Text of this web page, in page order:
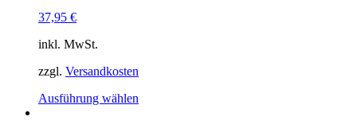
werden
37,95 €
inkl. MwSt.
zzgl. Versandkosten
Ausführung wählen